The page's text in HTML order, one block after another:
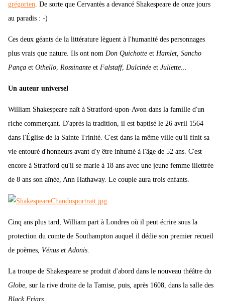
grégorien. De sorte que Cervantès a devancé Shakespeare de onze jours
au paradis : -)
Ces deux géants de la littérature lèguent à l'humanité des personnages
plus vrais que nature. Ils ont nom Don Quichotte et Hamlet, Sancho
Pança et Othello, Rossinante et Falstaff, Dulcinée et Juliette...
Un auteur universel
William Shakespeare naît à Stratford-upon-Avon dans la famille d'un
riche commerçant. D'après la tradition, il est baptisé le 26 avril 1564
dans l'Église de la Sainte Trinité. C'est dans la même ville qu'il finit sa
vie entouré d'honneurs avant d'y être inhumé à l'âge de 52 ans. C'est
encore à Stratford qu'il se marie à 18 ans avec une jeune femme illettrée
de 8 ans son aînée, Ann Hathaway. Le couple aura trois enfants.
Cinq ans plus tard, William part à Londres où il peut écrire sous la
protection du comte de Southampton auquel il dédie son premier recueil
de poèmes, Vénus et Adonis.
La troupe de Shakespeare se produit d'abord dans le nouveau théâtre du
Globe, sur la rive droite de la Tamise, puis, après 1608, dans la salle des
Black Friars.